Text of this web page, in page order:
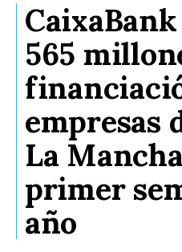
565
empresas
La
primer
año